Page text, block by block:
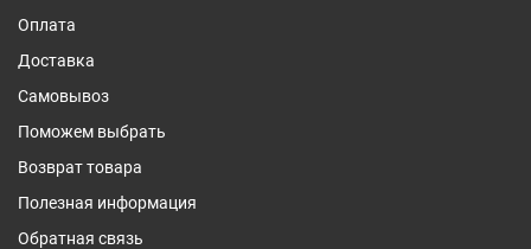
Оплата
Доставка
Самовывоз
Поможем выбрать
Возврат товара
Полезная информация
Обратная связь